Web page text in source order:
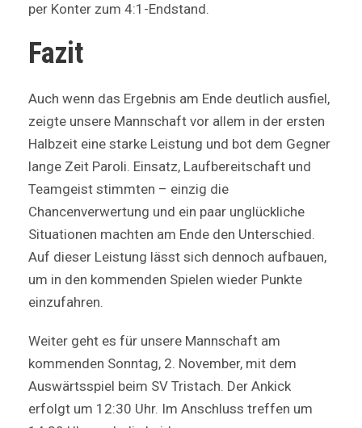
per Konter zum 4:1-Endstand.
Fazit
Auch wenn das Ergebnis am Ende deutlich ausfiel,
zeigte unsere Mannschaft vor allem in der ersten
Halbzeit eine starke Leistung und bot dem Gegner
lange Zeit Paroli. Einsatz, Laufbereitschaft und
Teamgeist stimmten – einzig die
Chancenverwertung und ein paar unglückliche
Situationen machten am Ende den Unterschied.
Auf dieser Leistung lässt sich dennoch aufbauen,
um in den kommenden Spielen wieder Punkte
einzufahren.
Weiter geht es für unsere Mannschaft am
kommenden Sonntag, 2. November, mit dem
Auswärtsspiel beim SV Tristach. Der Ankick
erfolgt um 12:30 Uhr. Im Anschluss treffen um